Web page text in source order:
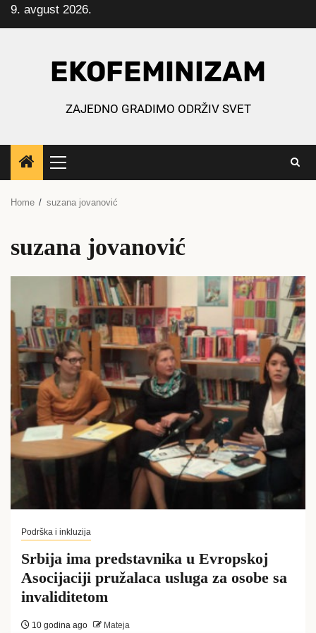
Skip
to
9. avgust 2026.
EKOFEMINIZAM
ZAJEDNO GRADIMO ODRŽIV SVET
Primary
Menu
Home suzana jovanović
suzana jovanović
Podrška i inkluzija
Srbija ima predstavnika u Evropskoj
Asocijaciji pružalaca usluga za osobe sa
invaliditetom
10 godina ago Mateja